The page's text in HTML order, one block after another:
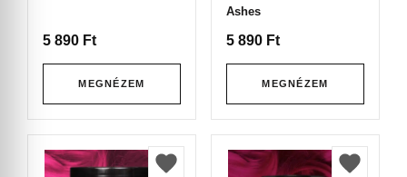
5 890 Ft
MEGNÉZEM
Ashes
5 890 Ft
MEGNÉZEM